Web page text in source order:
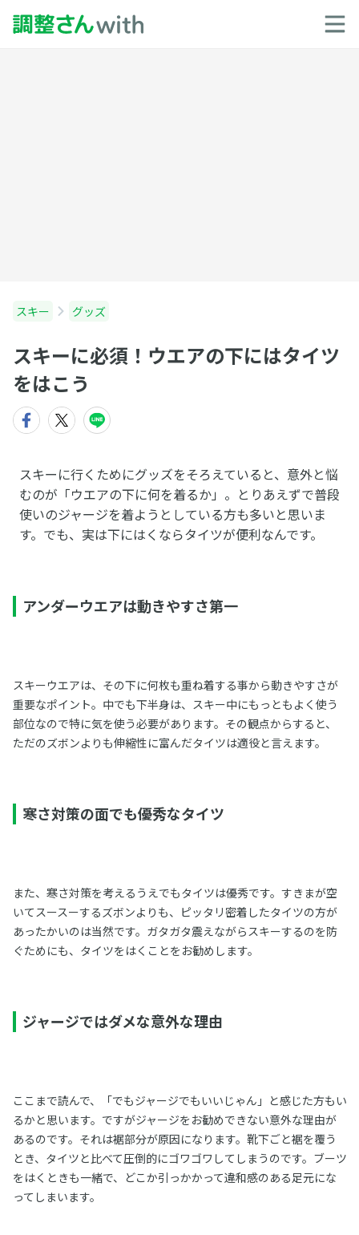
スキー グッズ
スキーに必須！ウエアの下にはタイツ
をはこう
スキーに行くためにグッズをそろえていると、意外と悩
むのが「ウエアの下に何を着るか」。とりあえずで普段
使いのジャージを着ようとしている方も多いと思いま
す。でも、実は下にはくならタイツが便利なんです。
アンダーウエアは動きやすさ第一
スキーウエアは、その下に何枚も重ね着する事から動きやすさが
重要なポイント。中でも下半身は、スキー中にもっともよく使う
部位なので特に気を使う必要があります。その観点からすると、
ただのズボンよりも伸縮性に富んだタイツは適役と言えます。
寒さ対策の面でも優秀なタイツ
また、寒さ対策を考えるうえでもタイツは優秀です。すきまが空
いてスースーするズボンよりも、ピッタリ密着したタイツの方が
あったかいのは当然です。ガタガタ震えながらスキーするのを防
ぐためにも、タイツをはくことをお勧めします。
ジャージではダメな意外な理由
ここまで読んで、「でもジャージでもいいじゃん」と感じた方もい
るかと思います。ですがジャージをお勧めできない意外な理由が
あるのです。それは裾部分が原因になります。靴下ごと裾を覆う
とき、タイツと比べて圧倒的にゴワゴワしてしまうのです。ブーツ
をはくときも一緒で、どこか引っかかって違和感のある足元にな
ってしまいます。